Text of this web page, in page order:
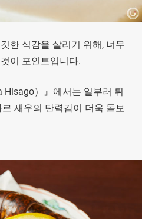
한 식감을 살리기 위해, 너무
이 포인트입니다.
Hisago）』에서는 일부러 튀
새우의 탄력감이 더욱 돋보